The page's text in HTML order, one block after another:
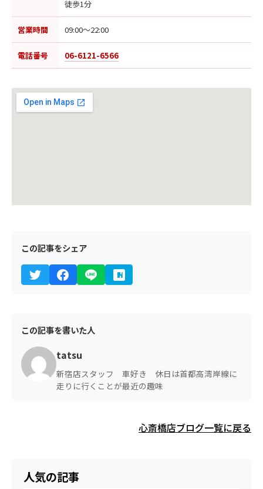
徒歩1分
営業時間 09:00〜22:00
電話番号 06-6121-6566
この記事をシェア
この記事を書いた人
tatsu
新宿店スタッフ 車好き 休日は首都高湾岸線に
走りに行くことが最近の趣味
心斎橋店ブログ一覧に戻る
人気の記事